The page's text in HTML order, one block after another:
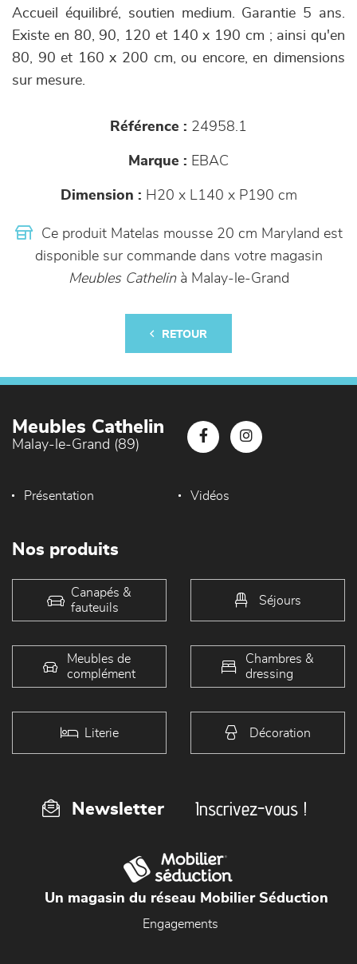
Accueil équilibré, soutien medium. Garantie 5 ans.
Existe en 80, 90, 120 et 140 x 190 cm ; ainsi qu'en
80, 90 et 160 x 200 cm, ou encore, en dimensions
sur mesure.
Référence : 24958.1
Marque : EBAC
Dimension : H20 x L140 x P190 cm
Ce produit Matelas mousse 20 cm Maryland est
disponible sur commande dans votre magasin
Meubles Cathelinà Malay-le-Grand
RETOUR
Meubles Cathelin
Malay-le-Grand (89)
Présentation Vidéos
Nos produits
Canapés &
fauteuils
Séjours
Meubles de
complément
Chambres &
dressing
Literie Décoration
Newsletter Inscrivez-vous !
Un magasin du réseau Mobilier Séduction
Engagements